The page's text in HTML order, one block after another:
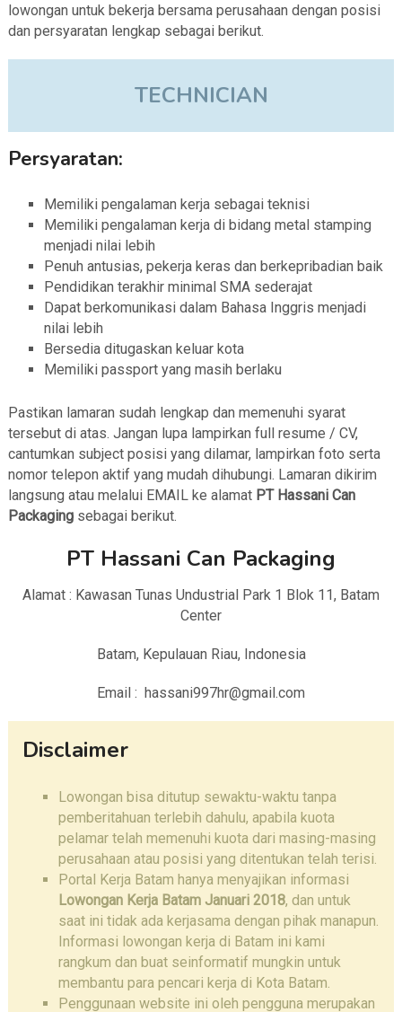
lowongan untuk bekerja bersama perusahaan dengan posisi
dan persyaratan lengkap sebagai berikut.
TECHNICIAN
Persyaratan:
Memiliki pengalaman kerja sebagai teknisi
Memiliki pengalaman kerja di bidang metal stamping
menjadi nilai lebih
Penuh antusias, pekerja keras dan berkepribadian baik
Pendidikan terakhir minimal SMA sederajat
Dapat berkomunikasi dalam Bahasa Inggris menjadi
nilai lebih
Bersedia ditugaskan keluar kota
Memiliki passport yang masih berlaku
Pastikan lamaran sudah lengkap dan memenuhi syarat
tersebut di atas. Jangan lupa lampirkan full resume / CV,
cantumkan subject posisi yang dilamar, lampirkan foto serta
nomor telepon aktif yang mudah dihubungi. Lamaran dikirim
langsung atau melalui EMAIL ke alamat PT Hassani Can
Packagingsebagai berikut.
PT Hassani Can Packaging
Alamat : Kawasan Tunas Undustrial Park 1 Blok 11, Batam
Center
Batam, Kepulauan Riau, Indonesia
Email : hassani997hr@gmail.com
Disclaimer
Lowongan bisa ditutup sewaktu-waktu tanpa
pemberitahuan terlebih dahulu, apabila kuota
pelamar telah memenuhi kuota dari masing-masing
perusahaan atau posisi yang ditentukan telah terisi.
Portal Kerja Batam hanya menyajikan informasi
Lowongan Kerja Batam Januari 2018, dan untuk
saat ini tidak ada kerjasama dengan pihak manapun.
Informasi lowongan kerja di Batam ini kami
rangkum dan buat seinformatif mungkin untuk
membantu para pencari kerja di Kota Batam.
Penggunaan website ini oleh pengguna merupakan